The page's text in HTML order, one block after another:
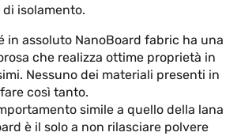
isolamento.
in assoluto NanoBoard fabric ha una
che realizza ottime proprietà in
Nessuno dei materiali presenti in
così tanto.
simile a quello della lana
è il solo a non rilasciare polvere